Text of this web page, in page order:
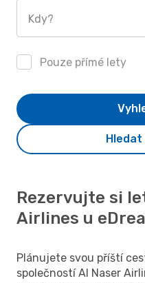
Kdy?
Pouze přímé lety
Rezervujte si
Airlines u
Plánujete svou příští
společností Al Naser